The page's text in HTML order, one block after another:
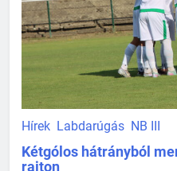
Hírek Labdarúgás NB III
Kétgólos hátrányból
rajton